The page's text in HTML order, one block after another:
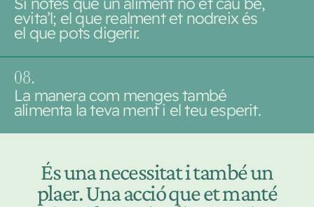
evita’l; el que realment et nodreix és
el que pots digerir.
08.
La manera com menges també
alimenta la teva ment i el teu esperit.
És una necessitat i també un
plaer. Una acció que et manté